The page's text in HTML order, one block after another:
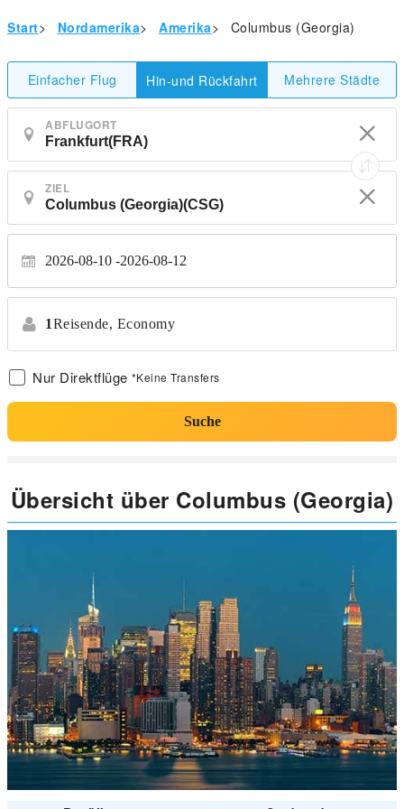
Start> Nordamerika> Amerika> Columbus (Georgia)
Einfacher Flug Hin-und Rückfahrt Mehrere Städte
ABFLUGORT
ZIEL
2026-08-10 2026-08-12
1Reisende, Economy
Nur Direktflüge *Keine Transfers
Suche
Übersicht über Columbus (Georgia)